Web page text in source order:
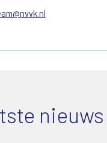
nieuws